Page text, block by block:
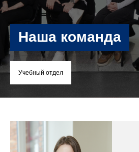
Наша команда
Учебный отдел